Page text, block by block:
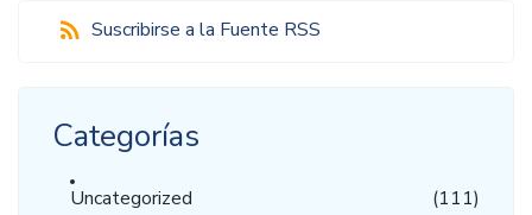
Suscribirse a la Fuente RSS
Categorías
Uncategorized
(111)